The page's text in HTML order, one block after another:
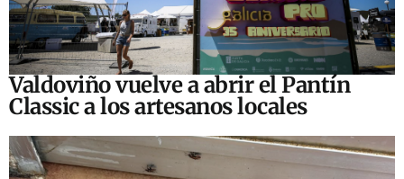
Valdoviño vuelve a abrir el Pantín
Classic a los artesanos locales